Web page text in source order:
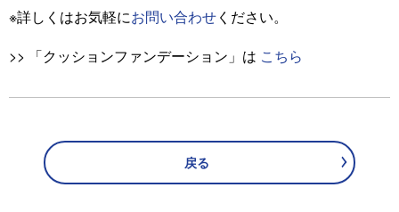
※詳しくはお気軽にお問い合わせください。
>> 「クッションファンデーション」は こちら
戻る